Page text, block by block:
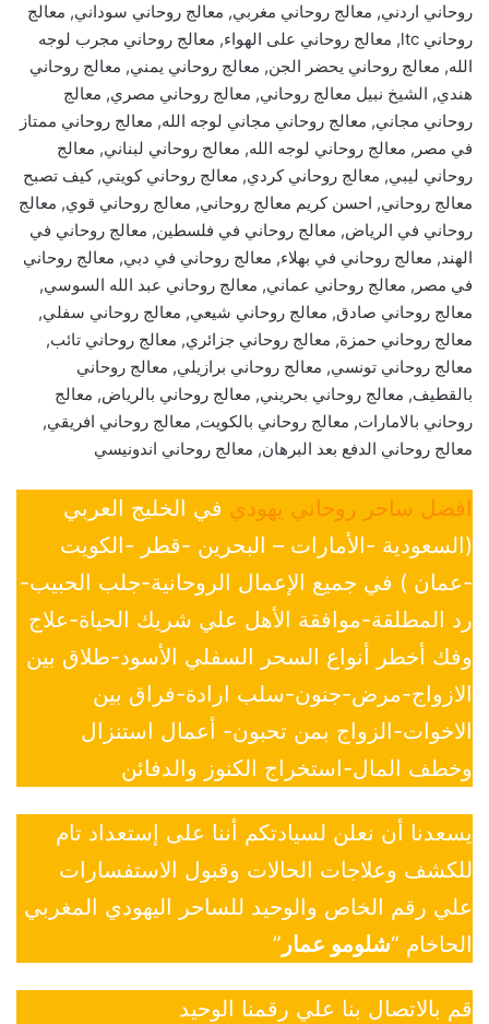
روحاني اردني, معالج روحاني مغربي, معالج روحاني سوداني, معالج
روحاني ltc, معالج روحاني على الهواء, معالج روحاني مجرب لوجه
الله, معالج روحاني يحضر الجن, معالج روحاني يمني, معالج روحاني
هندي, الشيخ نبيل معالج روحاني, معالج روحاني مصري, معالج
روحاني مجاني, معالج روحاني مجاني لوجه الله, معالج روحاني ممتاز
في مصر, معالج روحاني لوجه الله, معالج روحاني لبناني, معالج
روحاني ليبي, معالج روحاني كردي, معالج روحاني كويتي, كيف تصبح
معالج روحاني, احسن كريم معالج روحاني, معالج روحاني قوي, معالج
روحاني في الرياض, معالج روحاني في فلسطين, معالج روحاني في
الهند, معالج روحاني في بهلاء, معالج روحاني في دبي, معالج روحاني
في مصر, معالج روحاني عماني, معالج روحاني عبد الله السوسي,
معالج روحاني صادق, معالج روحاني شيعي, معالج روحاني سفلي,
معالج روحاني حمزة, معالج روحاني جزائري, معالج روحاني تائب,
معالج روحاني تونسي, معالج روحاني برازيلي, معالج روحاني
بالقطيف, معالج روحاني بحريني, معالج روحاني بالرياض, معالج
روحاني بالامارات, معالج روحاني بالكويت, معالج روحاني افريقي,
معالج روحاني الدفع بعد البرهان, معالج روحاني اندونيسي
افضل ساحر روحاني يهودي في الخليج العربي
(السعودية -الأمارات – البحرين -قطر -الكويت
-عمان ) في جميع الإعمال الروحانية-جلب الحبيب-
رد المطلقة-موافقة الأهل علي شريك الحياة-علاج
وفك أخطر أنواع السحر السفلي الأسود-طلاق بين
الازواج-مرض-جنون-سلب ارادة-فراق بين
الاخوات-الزواج بمن تحبون- أعمال استنزال
وخطف المال-استخراج الكنوز والدفائن
يسعدنا أن نعلن لسيادتكم أننا على إستعداد تام
للكشف وعلاجات الحالات وقبول الاستفسارات
علي رقم الخاص والوحيد للساحر اليهودي المغربي
الحاخام “شلومو عمار ”
قم بالاتصال بنا علي رقمنا الوحيد